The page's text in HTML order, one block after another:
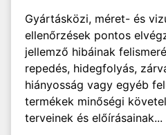
Gyártásközi, méret- és
ellenőrzések pontos
jellemző hibáinak
repedés, hidegfolyás,
hiányosság vagy egyéb
termékek minőségi
terveinek és előírásainak...